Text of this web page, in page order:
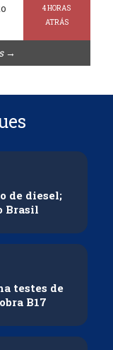
4 HORAS
ATRÁS
→
de diesel;
Brasil
testes de
B17